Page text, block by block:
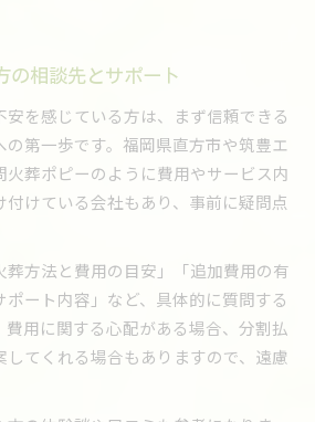
の相談先とサポート
を感じている方は、まず信頼できる
第一歩です。福岡県直方市や筑豊エ
火葬ポピーのように費用やサービス内
けている会社もあり、事前に疑問点
方法と費用の目安」「追加費用の有
ート内容」など、具体的に質問する
費用に関する心配がある場合、分割払
してくれる場合もありますので、遠慮